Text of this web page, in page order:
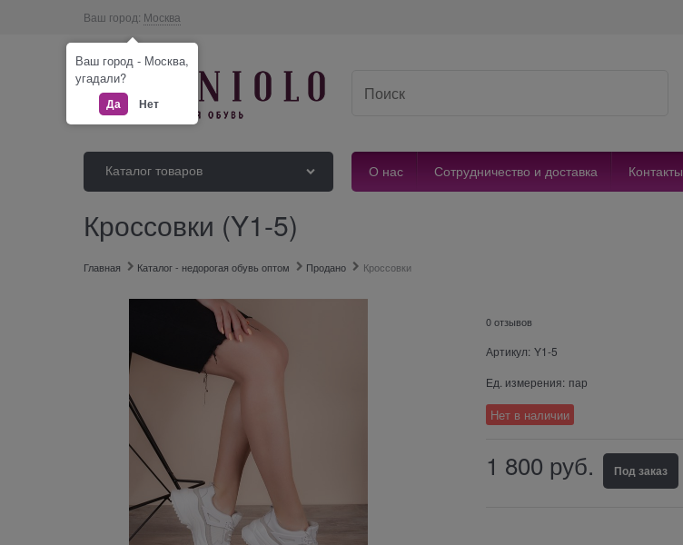
Ваш город: Москва
Каталог товаров О нас Сотрудничество и доставка Контакты
Кроссовки (Y1-5)
Главная Каталог - недорогая обувь оптом Продано Кроссовки
0 отзывов
Артикул: Y1-5
Ед. измерения: пар
Нет в наличии
1 800 руб. Под заказ
Ваш город - Москва,
угадали?
Да Нет